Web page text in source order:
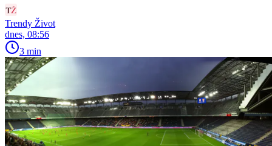
Trendy Život
dnes, 08:56
3 min